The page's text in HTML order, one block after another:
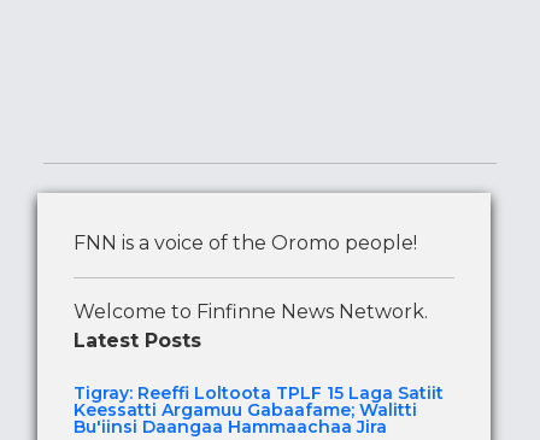
FNN is a voice of the Oromo people!
Welcome to Finfinne News Network.
Latest Posts
Tigray: Reeffi Loltoota TPLF 15 Laga Satiit
Keessatti Argamuu Gabaafame; Walitti
Bu'iinsi Daangaa Hammaachaa Jira